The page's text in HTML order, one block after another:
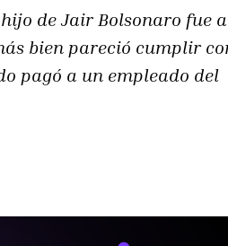
de Jair Bolsonaro fue a
bien pareció cumplir
pagó a un empleado del